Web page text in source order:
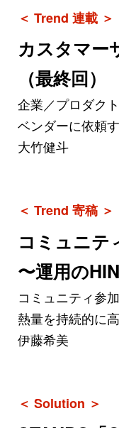
＜ Trend 連載 ＞
カスタマー
（最終回）
企業／プロダク
ベンダーに依頼
大竹健斗
＜ Trend 寄稿 ＞
コミュニテ
〜運用の
コミュニティ参
熱量を持続的に
伊藤希美
＜ Solution ＞